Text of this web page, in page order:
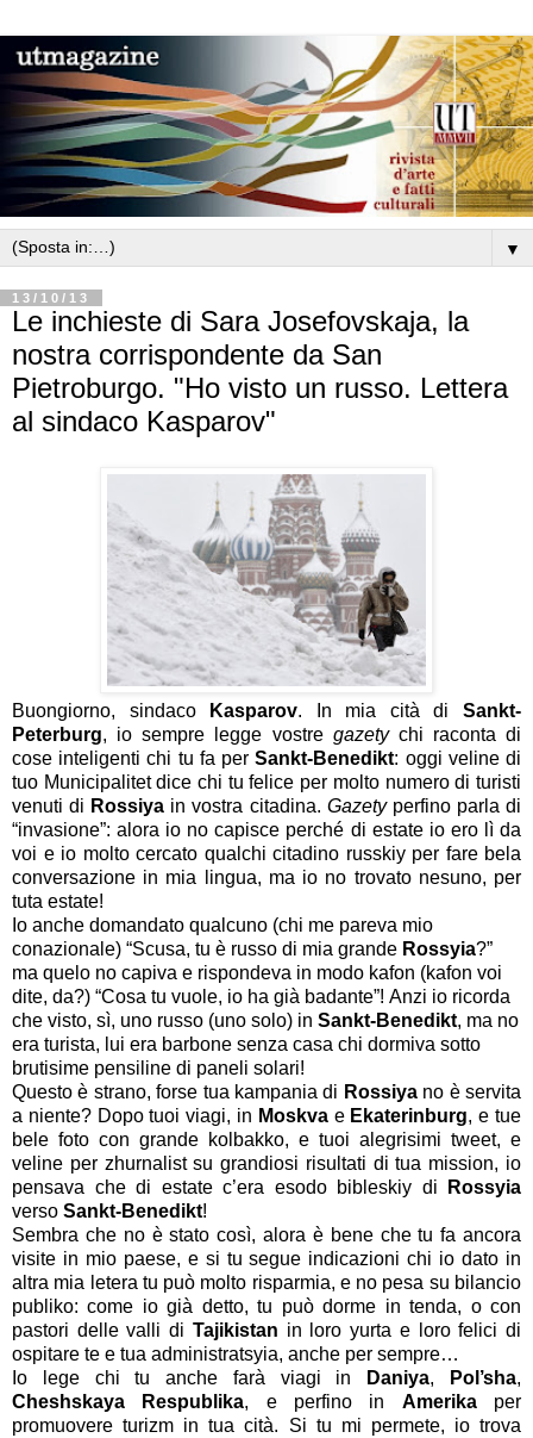
▼
13/10/13
Le inchieste di Sara Josefovskaja, la
nostra corrispondente da San
Pietroburgo. "Ho visto un russo. Lettera
al sindaco Kasparov"
Buongiorno, sindaco Kasparov. In mia cità diSankt-
Peterburg, io sempre legge vostre gazetychi raconta di
cose inteligenti chi tu fa perSankt-Benedikt: oggi veline di
tuo Municipalitet dice chi tu felice per molto numero di turisti
venuti di Rossiya in vostra citadina. Gazety perfino parla di
“invasione”: alora io no capisce perché di estate io ero lì da
voi e io molto cercato qualchi citadino russkiy per fare bela
conversazione in mia lingua, ma io no trovato nesuno, per
tuta estate!
Io anche domandato qualcuno (chi me pareva mio
conazionale) “Scusa, tu è russo di mia grande Rossyia?”
ma quelo no capiva e rispondeva in modo kafon (kafon voi
dite, da?) “Cosa tu vuole, io ha già badante”! Anzi io ricorda
che visto, sì, uno russo (uno solo) in Sankt-Benedikt, ma no
era turista, lui era barbone senza casa chi dormiva sotto
brutisime pensiline di paneli solari!
Questo è strano, forse tua kampania di Rossiya no è servita
a niente? Dopo tuoi viagi, in Moskva e Ekaterinburg, e tue
bele foto con grande kolbakko, e tuoi alegrisimi tweet, e
veline per zhurnalist su grandiosi risultati di tua mission, io
pensava che di estate c’era esodo bibleskiy di
Rossyia
verso Sankt-Benedikt!
Sembra che no è stato così, alora è bene che tu fa ancora
visite in mio paese, e si tu segue indicazioni chi io dato in
altra mia letera tu può molto risparmia, e no pesa su bilancio
publiko: come io già detto, tu può dorme in tenda, o con
pastori delle valli di Tajikistan in loro yurta e loro felici di
ospitare te e tua administratsyia, anche per sempre…
Io lege chi tu anche farà viagi in
Daniya, Pol’sha,
Cheshskaya Respublika, e perfino in Amerika per
promuovere turizm in tua cità. Si tu mi permete, io trova